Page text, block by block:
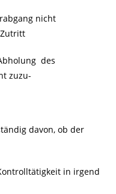
nicht
des
zuzu-
davon, ob der
in irgend